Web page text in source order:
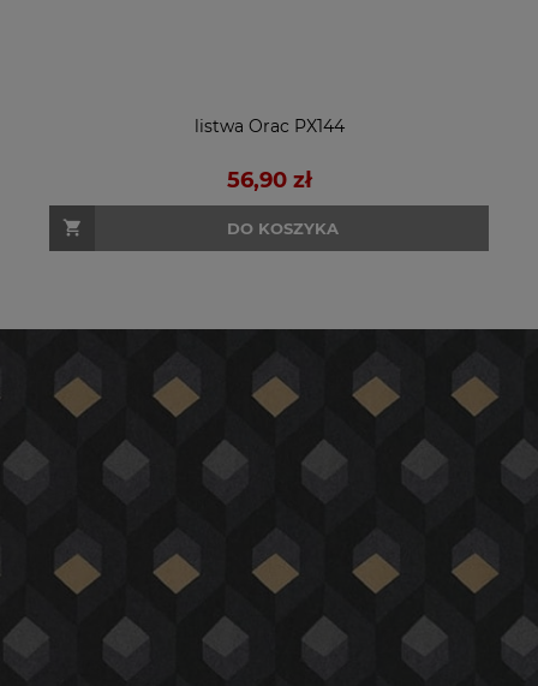
listwa Orac PX144
56,90 zł
DO KOSZYKA